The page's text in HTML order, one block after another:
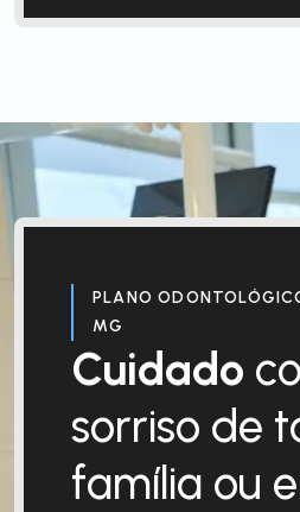
PLANO
MG
Cuidado
sorriso de
família ou